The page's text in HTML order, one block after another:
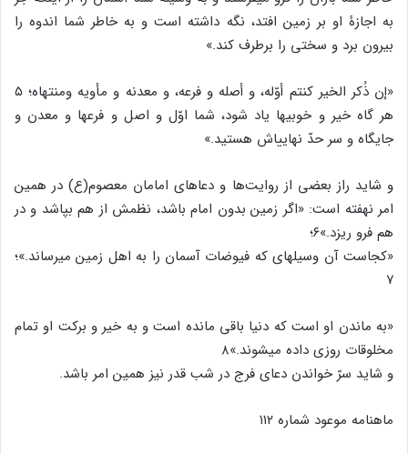
به اجازۀ او بر زمین افتد، نگه داشته است و به خاطر شما اندوه را
بیرون برد و سختی را برطرف کند.»
«إن ذُکر الخیر کنتم أوّله، و أصله و فرعه، و معدنه و مأویه ومنتهاه؛ ۵
هر گاه خیر و خوبی‏ها یاد شود، شما اوّل و اصل و فرع‏ها و معدن و
جایگاه و سر حدّ نهایی‏اش هستید.»
و شاید راز بعضی از روایت‌ها و دعاهای امامان معصوم(ع) در همین
امر نهفته است: «اگر زمین بدون امام باشد، نظمش از هم بپاشد و در
هم فرو ریزد.»۶؛
«کجاست آن وسیله‏ای که فیوضات آسمان را به اهل زمین می‏رساند.»؛
۷
«به ماندن او است که دنیا باقی مانده است و به خیر و برکت او تمام
مخلوقات روزی داده می‏شوند.»۸
و شاید سرّ خواندن دعای فرج در شب قدر نیز همین امر باشد.
ماهنامه موعود شماره ۱۱۲